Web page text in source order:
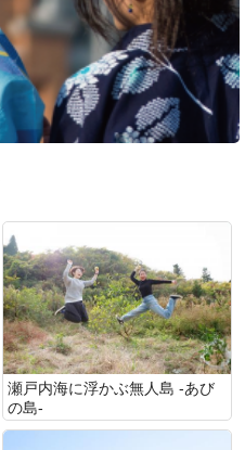
瀬戸内海に浮かぶ無人島 -あび
の島-